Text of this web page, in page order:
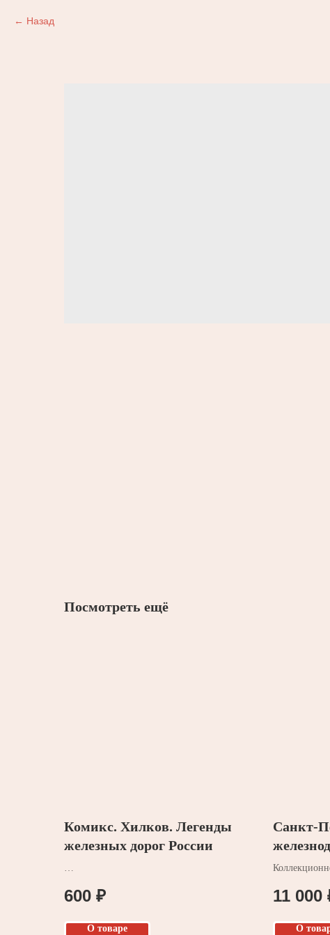
Назад
Посмотреть ещё
Комикс. Хилков. Легенды
железных дорог России
600 ₽
О товаре
Санкт-
первая
11 000
О